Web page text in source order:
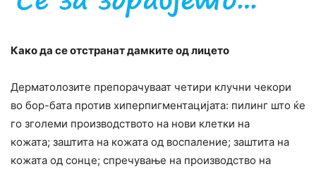
Како да се отстранат дамките од лицето
Дерматолозите препорачуваат четири клучни чекори
во бор-бата против хиперпигментацијата: пилинг што ќе
го зголеми производството на нови клетки на
кожата; заштита на кожата од воспаление; заштита на
кожата од сонце; спречување на производство на